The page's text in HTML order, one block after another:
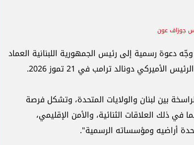
جوزاف عون
دعوة رسمية إلى رئيس الجمهورية اللبنانية العماد
دونالد ترامب في 21 تموز 2026.
بين لبنان والولايات المتحدة، وتشكل فرصة
ذلك العلاقات الثنائية، والأمن الإقليمي،
أراضيه ومؤسساته الرسمية".